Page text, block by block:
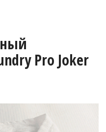
Pro Joker